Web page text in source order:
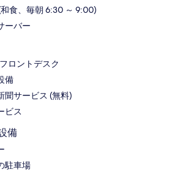
食、毎朝 6:30 ～ 9:00)
ーバー
ロントデスク
備
聞サービス (無料)
ビス
備
駐車場